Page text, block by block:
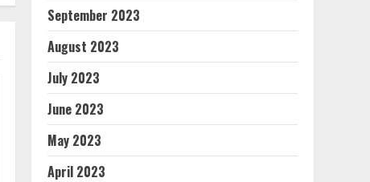
September 2023
August 2023
July 2023
June 2023
May 2023
April 2023